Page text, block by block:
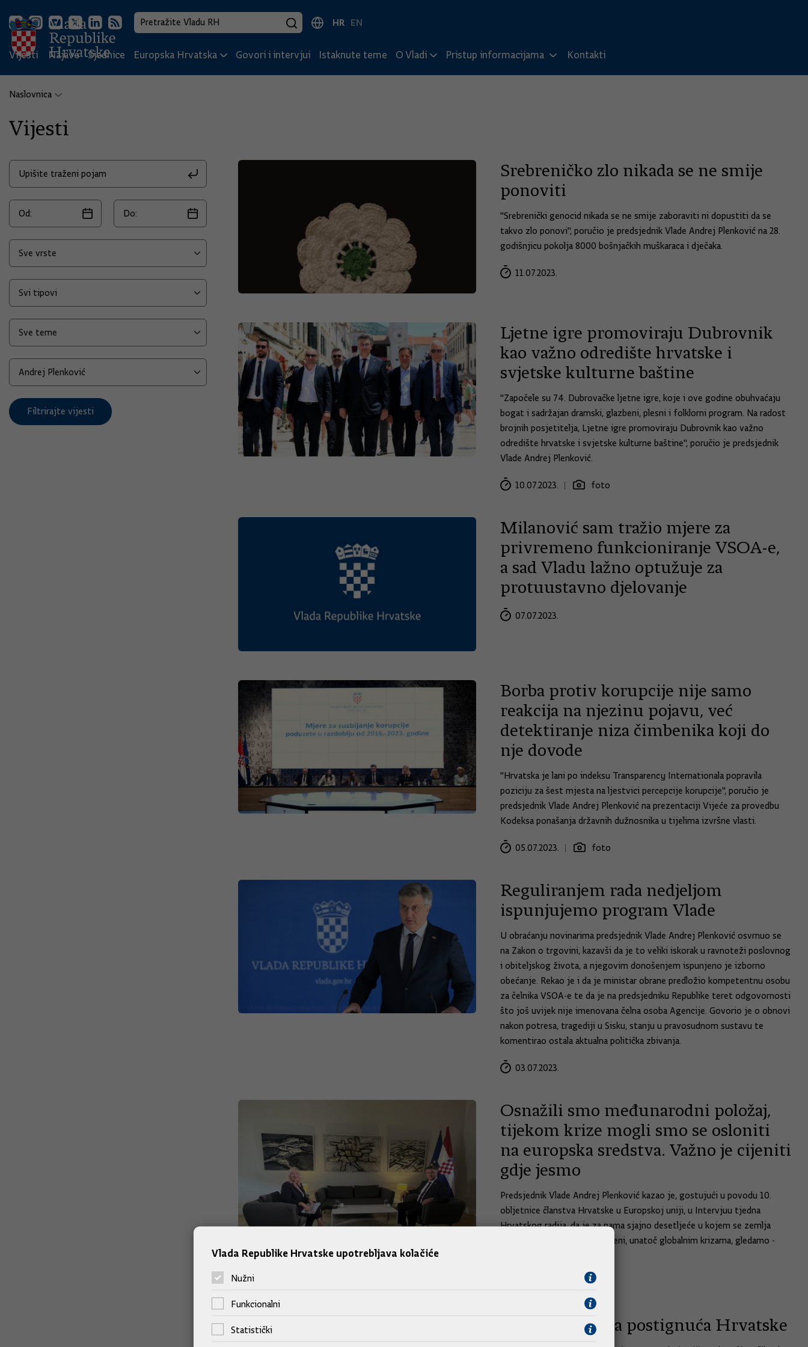
HR EN
Vijesti Najave Sjednice Europska Hrvatska Govori i intervjui Istaknute teme O Vladi Pristup informacijama Kontakti
Naslovnica
Vijesti
Filtrirajte vijesti
Srebreničko zlo nikada se ne smije
ponoviti
"Srebrenički genocid nikada se ne smije zaboraviti ni dopustiti da se
takvo zlo ponovi", poručio je predsjednik Vlade Andrej Plenković na 28.
godišnjicu pokolja 8000 bošnjačkih muškaraca i dječaka.
11.07.2023.
Ljetne igre promoviraju Dubrovnik
kao važno odredište hrvatske i
svjetske kulturne baštine
"Započele su 74. Dubrovačke ljetne igre, koje i ove godine obuhvaćaju
bogat i sadržajan dramski, glazbeni, plesni i folklorni program. Na radost
brojnih posjetitelja, Ljetne igre promoviraju Dubrovnik kao važno
odredište hrvatske i svjetske kulturne baštine", poručio je predsjednik
Vlade Andrej Plenković.
10.07.2023. foto
Milanović sam tražio mjere za
privremeno funkcioniranje VSOA-e,
a sad Vladu lažno optužuje za
protuustavno djelovanje
07.07.2023.
Borba protiv korupcije nije samo
reakcija na njezinu pojavu, već
detektiranje niza čimbenika koji do
nje dovode
"Hrvatska je lani po indeksu Transparency Internationala popravila
poziciju za šest mjesta na ljestvici percepcije korupcije", poručio je
predsjednik Vlade Andrej Plenković na prezentaciji Vijeće za provedbu
Kodeksa ponašanja državnih dužnosnika u tijelima izvršne vlasti.
05.07.2023. foto
Reguliranjem rada nedjeljom
ispunjujemo program Vlade
U obraćanju novinarima predsjednik Vlade Andrej Plenković osvrnuo se
na Zakon o trgovini, kazavši da je to veliki iskorak u ravnoteži poslovnog
i obiteljskog života, a njegovim donošenjem ispunjeno je izborno
obećanje. Rekao je i da je ministar obrane predložio kompetentnu osobu
za čelnika VSOA-e te da je na predsjedniku Republike teret odgovornosti
što još uvijek nije imenovana čelna osoba Agencije. Govorio je o obnovi
nakon potresa, tragediji u Sisku, stanju u pravosudnom sustavu te
komentirao ostala aktualna politička zbivanja.
03.07.2023.
Osnažili smo međunarodni položaj,
tijekom krize mogli smo se osloniti
na europska sredstva. Važno je cijeniti
gdje jesmo
Predsjednik Vlade Andrej Plenković kazao je, gostujući u povodu 10.
obljetnice članstva Hrvatske u Europskoj uniji, u Intervjuu tjedna
Hrvatskog radija, da je za nama sjajno desetljeće u kojem se zemlja
snažno razvijala, a prema jeseni, unatoč globalnim krizama, gledamo -
Ponosni smo na postignuća Hrvatske
Vlada Republike Hrvatske upotrebljava kolačiće
Nužni
Funkcionalni
Statistički